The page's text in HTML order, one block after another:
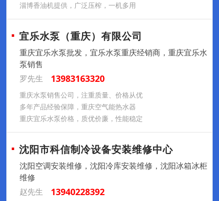
淄博香油机提供，广泛压榨，一机多用
宜乐水泵（重庆）有限公司
重庆宜乐水泵批发，宜乐水泵重庆经销商，重庆宜乐水
泵销售
罗先生
13983163320
重庆水泵销售公司，注重质量、价格从优
多年产品经验保障，重庆空气能热水器
重庆宜乐水泵价格，质优价廉，性能稳定
沈阳市科信制冷设备安装维修中心
沈阳空调安装维修，沈阳冷库安装维修，沈阳冰箱冰柜
维修
赵先生
13940228392